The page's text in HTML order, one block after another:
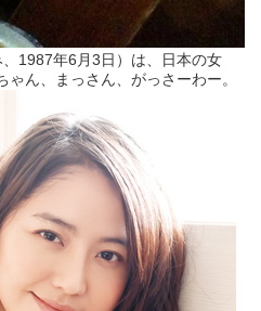
1987年6月3日）は、日本の女
ん、まっさん、がっさーわー。